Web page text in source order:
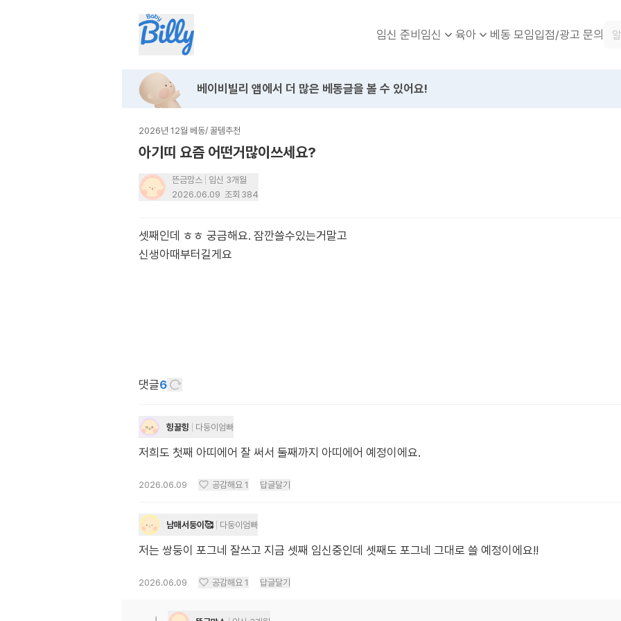
임신 준비임신 육아 베동 모임입점/광고 문의
베이비빌리 앱에서 더 많은 베동글을 볼 수 있어요!
2026년 12월 베동/ 꿀템추천
아기띠 요즘 어떤거많이쓰세요?
뜬금맘스
임신 3개월
2026.06.09 조회 384
셋째인데 ㅎㅎ 궁금해요. 잠깐쓸수있는거말고
신생아때부터길게요
댓글6
힝꿀힝 다둥이엄빠
저희도 첫째 아띠에어 잘 써서 둘째까지 아띠에어 예정이에요.
2026.06.09 공감해요 1 답글달기
남매서둥이🥰 다둥이엄빠
저는 쌍둥이 포그네 잘쓰고 지금 셋째 임신중인데 셋째도 포그네 그대로 쓸 예정이에요!!
2026.06.09 공감해요 1 답글달기